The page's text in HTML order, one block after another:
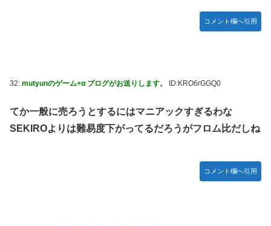
コメント欄へ引用
32: mutyunのゲーム+α ブログがお送りします。 ID:KRO6rGGQ0
てか一般に売ろうとするにはマニアックすぎるわな
SEKIROよりは難易度下がってるだろうがフロム比だしね
コメント欄へ引用